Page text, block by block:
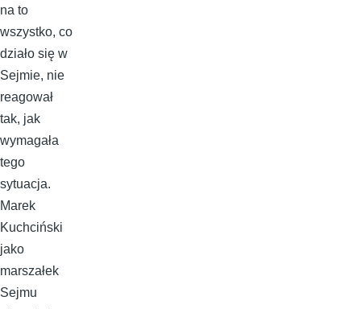
na to
wszystko, co
działo się w
Sejmie, nie
reagował
tak, jak
wymagała
tego
sytuacja.
Marek
Kuchciński
jako
marszałek
Sejmu